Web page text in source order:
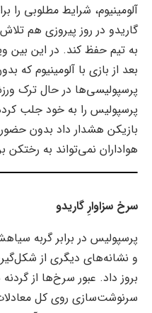
آلومینیوم، شرایط مطلوبی را
گاریدو در روز پیروزی هم
به تیم حفظ کند. در این بین
بعد از بازی با آلومینیوم
پرسپولیسی‌ها در حال ترک
پرسپولیس را به خود جلب
بازیکن هشدار داد بدون
هواداران نمی‌تواند به رختکن
سرخ سزاوارِ گاریدو
پرسپولیس در برابر گربه
و نشانه‌های دیگری از
بروز داد. عبور سرخ‌ها از
سرنوشت‌سازی روی کل